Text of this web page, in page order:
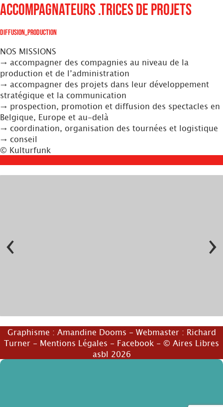
Accompagnateurs .trices de projets
Diffusion_Production
NOS MISSIONS
→ accompagner des compagnies au niveau de la
production et de l’administration
→ accompagner des projets dans leur développement
stratégique et la communication
→ prospection, promotion et diffusion des spectacles en
Belgique, Europe et au-delà
→ coordination, organisation des tournées et logistique
→ conseil
© Kulturfunk
© E.Bouillaguet - lareinedescom
‹ ›
Graphisme : Amandine Dooms - Webmaster : Richard
Turner - Mentions Légales - Facebook - © Aires Libres
asbl 2026